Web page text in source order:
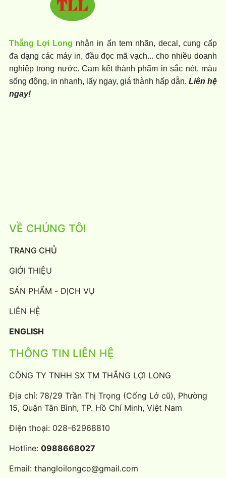
Thắng Lợi Long nhận in ấn tem nhãn, decal, cung cấp
đa dạng các máy in, đầu đọc mã vạch... cho nhiều doanh
nghiệp trong nước. Cam kết thành phẩm in sắc nét, màu
sống động, in nhanh, lấy ngay, giá thành hấp dẫn. Liên hệ
ngay!
VỀ CHÚNG TÔI
TRANG CHỦ
GIỚI THIỆU
SẢN PHẨM - DỊCH VỤ
LIÊN HỆ
ENGLISH
THÔNG TIN LIÊN HỆ
CÔNG TY TNHH SX TM THẮNG LỢI LONG
Địa chỉ: 78/29 Trần Thị Trọng (Cống Lở cũ), Phường
15, Quận Tân Bình, TP. Hồ Chí Minh, Việt Nam
Điện thoại: 028-62968810
Hotline: 0988668027
Email: thangloilongco@gmail.com